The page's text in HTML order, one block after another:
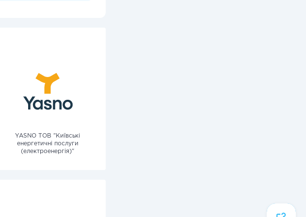
YASNO ТОВ "Київські
енергетичні послуги
(електроенергія)"